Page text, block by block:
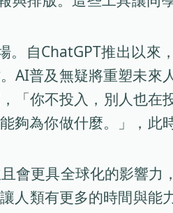
自ChatGPT推出以來
AI普及無疑將重塑未來
「你不投入，別人也在
夠為你做什麼。」，此
會更具全球化的影響力
人類有更多的時間與能